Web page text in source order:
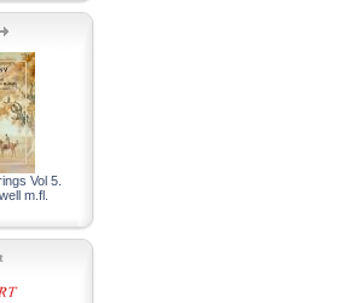
Vol 5.
m.fl.